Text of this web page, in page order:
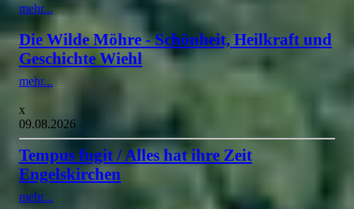
mehr...
Die Wilde Möhre - Schönheit, Heilkraft und
Geschichte Wiehl
mehr...
x
09.08.2026
Tempus fugit / Alles hat ihre Zeit
Engelskirchen
mehr...